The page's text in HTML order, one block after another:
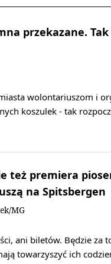
przekazane.
wolontariuszom i
koszulek - tak
też premiera
na Spitsbergen
MG
ani biletów. Będzie za
towarzyszyć ich